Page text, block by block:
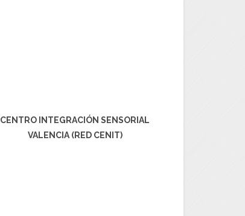
CENTRO INTEGRACIÓN SENSORIAL
VALENCIA (RED CENIT)